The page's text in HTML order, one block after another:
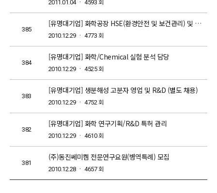
2011.01.04 ㆍ 4593 회
385
[유명대기업] 화학공장 HSE(환경안전 및 보건관리) 및 공정 등
2010.12.29 ㆍ 4773 회
384
[유명대기업] 화학/Chemical 실험 분석 담당
2010.12.29 ㆍ 4525회
383
[유명대기업] 생분해성 고분자 영업 및 R&D (별도 채용)
2010.12.29 ㆍ 4752회
382
[유명대기업] 화학 연구기획/R&D 특허 관리
2010.12.29 ㆍ 4610회
381
(주)동진쎄미켐 전문연구요원(병역특례) 모집
2010.12.28 ㆍ 4657회